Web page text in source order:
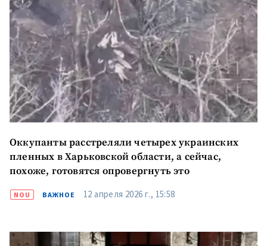
Оккупанты расстреляли четырех украинских
пленных в Харьковской области, а сейчас,
похоже, готовятся опровергнуть это
NOU ВАЖНОЕ 12 апреля 2026 г., 15:58